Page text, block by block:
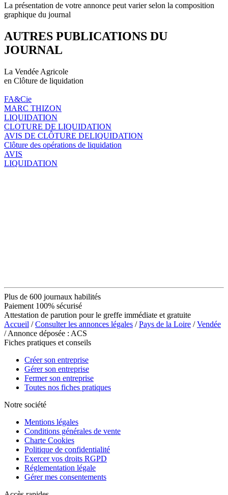
La présentation de votre annonce peut varier selon la composition
graphique du journal
AUTRES PUBLICATIONS DU
JOURNAL
La Vendée Agricole
en Clôture de liquidation
FA&Cie
MARC THIZON
LIQUIDATION
CLOTURE DE LIQUIDATION
AVIS DE CLÔTURE DELIQUIDATION
Clôture des opérations de liquidation
AVIS
LIQUIDATION
Plus de 600 journaux habilités
Paiement 100% sécurisé
Attestation de parution pour le greffe immédiate et gratuite
Accueil /Consulter les annonces légales /Pays de la Loire /Vendée
/ Annonce déposée : ACS
Fiches pratiques et conseils
Créer son entreprise
Gérer son entreprise
Fermer son entreprise
Toutes nos fiches pratiques
Notre société
Mentions légales
Conditions générales de vente
Charte Cookies
Politique de confidentialité
Exercer vos droits RGPD
Réglementation légale
Gérer mes consentements